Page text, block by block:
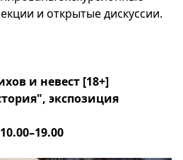
и открытые дискуссии.
и невест [18+]
экспозиция